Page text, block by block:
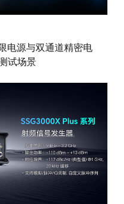
电源与双通道精密电
试场景